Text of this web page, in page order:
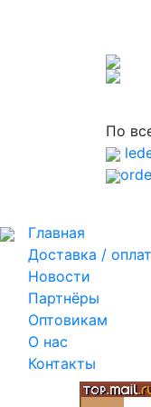
По
Главная
Доставка /
Новости
Партнёры
Оптовикам
О нас
Контакты